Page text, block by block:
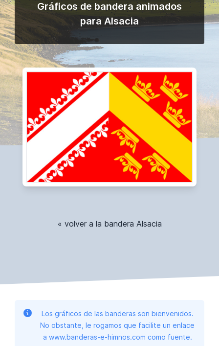
Gráficos de bandera animados
para Alsacia
« volver a la bandera Alsacia
Los gráficos de las banderas son bienvenidos.
No obstante, le rogamos que facilite un enlace
a www.banderas-e-himnos.com como fuente.